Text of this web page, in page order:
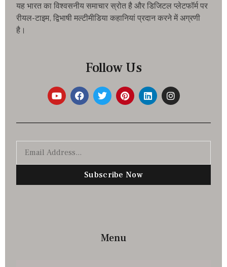
यह भारत का विश्वसनीय समाचार स्रोत है और डिजिटल प्लेटफॉर्म पर
रीयल-टाइम, द्विभाषी मल्टीमीडिया कहानियां प्रदान करने में अग्रणी
है।
Follow Us
Subscribe Now
Menu